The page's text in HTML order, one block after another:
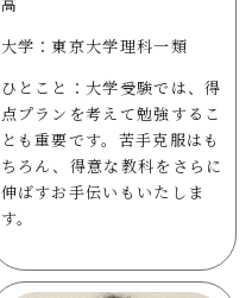
大学：東京大学理科一類
ひとこと：大学受験では、得
点プランを考えて勉強するこ
とも重要です。苦手克服はも
ちろん、得意な教科をさらに
伸ばすお手伝いもいたしま
す。